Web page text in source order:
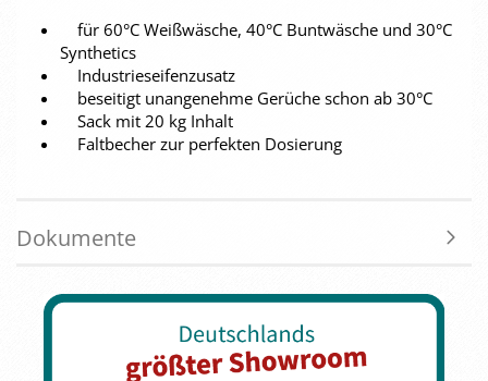
für 60°C Weißwäsche, 40°C Buntwäsche und 30°C
Synthetics
Industrieseifenzusatz
beseitigt unangenehme Gerüche schon ab 30°C
Sack mit 20 kg Inhalt
Faltbecher zur perfekten Dosierung
Dokumente